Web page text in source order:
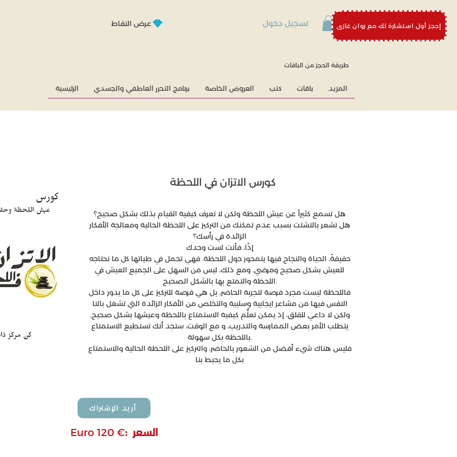
إحجز أول استشارة لك مع روان غازي عرض النقاط تسجيل دخول
طريقة الحجز من الباقات
الرئيسية برنامج التحرر العاطفي والجسدي العروض الخاصة كتب باقات المزيد
كورس الاتزان في اللحظة
هل تسمع كثيراً عن عيش اللحظة ولكن لا تعرف كيفية القيام بذلك بشكل صحيح؟
هل تشعر بالتشتت بسبب عدم تمكنك من التركيز على اللحظة الحالية ومعالجة الأفكار
الزائدة في رأسك؟
إذًا، فأنت لست وحدك
حقيقةً، الحياة والنجاح فيها يتمحور حول اللحظة. فهي تحمل في طياتها كل ما نحتاجه
للعيش بشكل صحيح ومرضي. ومع ذلك، ليس من السهل على الجميع العيش في
اللحظة والتمتع بها بالشكل الصحيح.
فاللحظة ليست مجرد فرصة لتجربة الحاضر، بل هي فرصة للتركيز على كل ما يدور داخل
النفس فيها من مشاعر ايجابية وسلبية والتخلص من الأفكار الزائدة التي تشغل بالنا
ولكن لا داعي للقلق، إذ يمكن تعلُّم كيفية الاستمتاع باللحظة وعيشها بشكل صحيح.
يتطلب الأمر بعض الممارسة والتدريب، و مع الوقت، ستجد أنك تستطيع الاستمتاع
باللحظة بكل سهولة.
فليس هناك شيء أفضل من الشعور بالحاضر، والتركيز على اللحظة الحالية والاستمتاع
بكل ما يحيط بنا
أريد الإشتراك
السعر :€ Euro 120